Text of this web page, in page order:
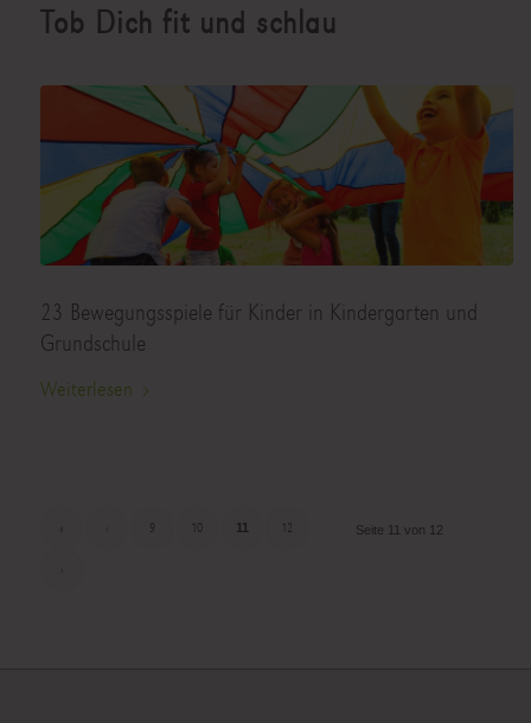
Tob Dich fit und schlau
23 Bewegungsspiele für Kinder in Kindergarten und
Grundschule
Weiterlesen
Seite 11 von 12
9 10 11 12